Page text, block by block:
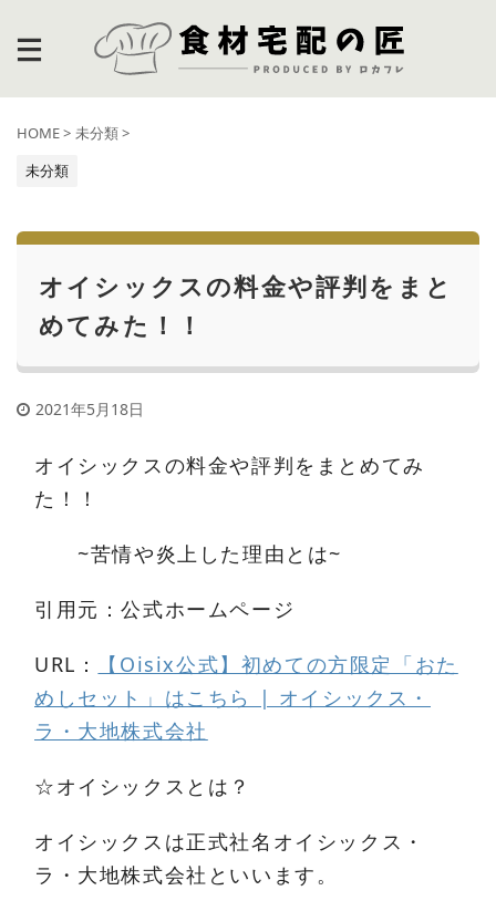
HOME> 未分類>
未分類
オイシックスの料金や評判をまと
めてみた！！
2021年5月18日
オイシックスの料金や評判をまとめてみ
た！！
~苦情や炎上した理由とは~
引用元：公式ホームページ
URL：
【Oisix公式】初めての方限定「おた
めしセット」はこちら | オイシックス・
ラ・大地株式会社
☆オイシックスとは？
オイシックスは正式社名オイシックス・
ラ・大地株式会社といいます。